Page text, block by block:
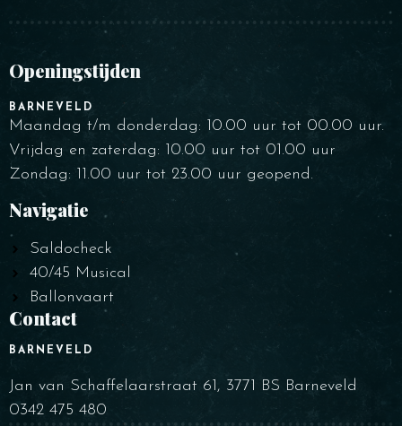
Openingstijden
BARNEVELD
Maandag t/m donderdag: 10.00 uur tot 00.00 uur.
Vrijdag en zaterdag: 10.00 uur tot 01.00 uur
Zondag: 11.00 uur tot 23.00 uur geopend.
Navigatie
Saldocheck
40/45 Musical
Ballonvaart
Contact
BARNEVELD
Jan van Schaffelaarstraat 61, 3771 BS Barneveld
0342 475 480